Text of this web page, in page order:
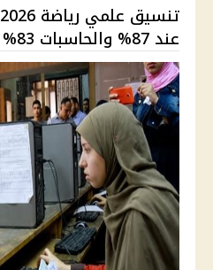
عند 87% والحاسبات 83% وأماكن بال...